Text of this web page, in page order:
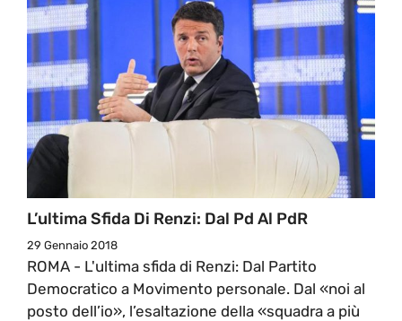
L’ultima Sfida Di Renzi: Dal Pd Al PdR
29 Gennaio 2018
ROMA - L'ultima sfida di Renzi: Dal Partito
Democratico a Movimento personale. Dal «noi al
posto dell’io», l’esaltazione della «squadra a più